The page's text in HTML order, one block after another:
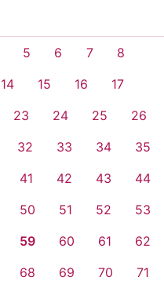
5 6 7
8
14 15 16
17
23 24 25
26
32 33 34
35
41 42 43
44
50 51 52
53
59 60 61
62
68 69 70 71